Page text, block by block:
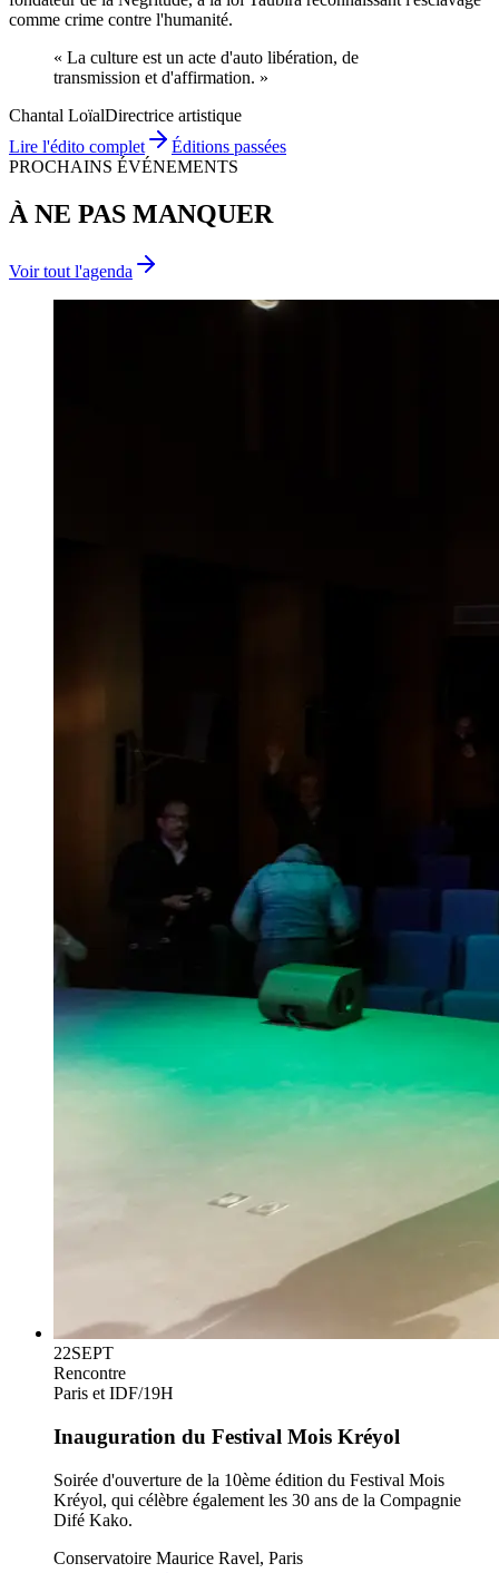
comme crime contre l'humanité.
« La culture est un acte d'auto libération, de
transmission et d'affirmation. »
Chantal LoïalDirectrice artistique
Lire l'édito complet
Éditions passées
PROCHAINS ÉVÉNEMENTS
À NE PAS MANQUER
Voir tout l'agenda
22SEPT
Rencontre
Paris et IDF/19H
Inauguration du Festival Mois Kréyol
Soirée d'ouverture de la 10ème édition du Festival Mois
Kréyol, qui célèbre également les 30 ans de la Compagnie
Difé Kako.
Conservatoire Maurice Ravel, Paris